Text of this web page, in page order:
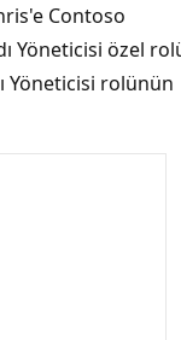
Contoso
Yöneticisi özel
Yöneticisi rolünün